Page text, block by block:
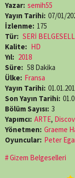
Yazar: semih55
Yayın Tarihi: 07/01/
İzlenme: 175
Tür: SERİ
Kalite: HD
Yıl: 2018
Süre: 58 Dakika
Ülke: Fransa
Yayın Tarihi:
Son Yayın Tarihi:
Bölüm Sayısı: 3
Yapımcı: ARTE,
Yönetmen: Graeme
Oyuncular: Peter
Gizem Belgeselleri